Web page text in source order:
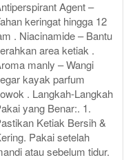
Agent –
keringat hingga 12
. Niacinamide – Bantu
area ketiak .
manly – Wangi
kayak parfum
. Langkah-Langkah
yang Benar:. 1.
Ketiak Bersih &
Pakai setelah
atau sebelum tidur.